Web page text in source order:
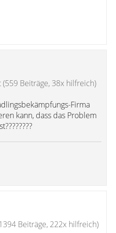
(559 Beiträge, 38x hilfreich)
Firma
kann, dass das Problem
Beiträge, 222x hilfreich)